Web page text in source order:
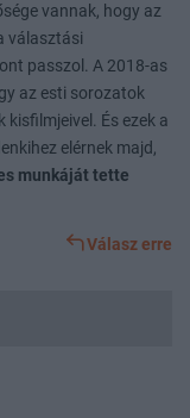
vannak, hogy az
választási
passzol. A 2018-as
az esti sorozatok
És ezek a
elérnek majd,
munkáját tette
Válasz erre